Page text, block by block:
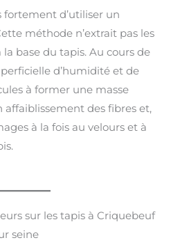
fortement d’utiliser un
méthode n’extrait pas les
base du tapis. Au cours de
d’humidité et de
à former une masse
affaiblissement des fibres et,
à la fois au velours et à
sur les tapis à Criquebeuf
seine